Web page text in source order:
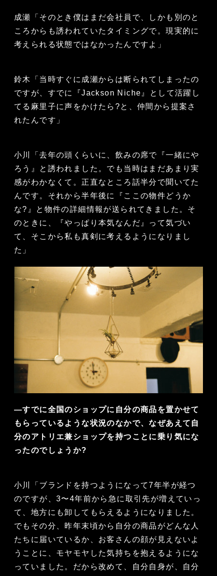
成瀬「そのとき僕はまだ会社員で、しかも別のと
ころからも誘われていたタイミングで。現実的に
考えられる状態ではなかったんですよ」
鈴木「当時すぐに成瀬からは断られてしまったの
ですが、すでに『Jackson Niche』として活躍し
てる麻里子に声をかけたら?と、仲間から提案さ
れたんです」
小川「去年の頭くらいに、飲みの席で『一緒にや
ろう』と誘われました。でも当時はまだあまり実
感がわかなくて。正直なところ話半分で聞いてた
んです。それから半年後に『ここの物件どうか
な?』と物件の詳細情報が送られてきました。そ
のときに、『やっぱり本気なんだ』って気づい
て、そこから私も真剣に考えるようになりまし
た」
—すでに全国のショップに自分の商品を置かせて
もらっているような状況のなかで、なぜあえて自
分のアトリエ兼ショップを持つことに乗り気にな
ったのでしょうか?
小川「ブランドを持つようになって7年半が経つ
のですが、3〜4年前から急に取引先が増えていっ
て、地方にも卸してもらえるようになりました。
でもその分、昨年末頃から自分の商品がどんな人
たちに届いているか、お客さんの顔が見えないよ
うことに、モヤモヤした気持ちを抱えるようにな
っていました。だから改めて、自分自身が、自分